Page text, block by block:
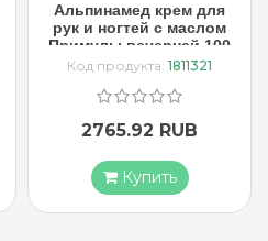
Арроу крем для рук с
миндальным маслом 65
мл
Код продукта:3637407
1883.17 RUB
Купить